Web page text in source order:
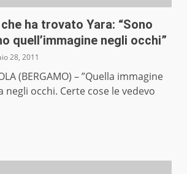
ha trovato Yara: “Sono
quell’immagine negli occhi”
28, 2011
(BERGAMO) – ”Quella immagine
negli occhi. Certe cose le vedevo